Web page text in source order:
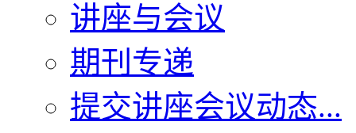
讲座与会议
期刊专递
提交讲座会议动态...